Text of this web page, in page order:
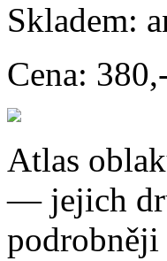
Skladem:
Cena:
Atlas
— jejich
podrobněji